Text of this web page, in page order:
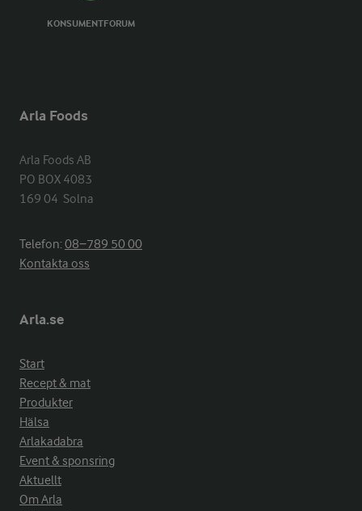
KONSUMENTFORUM
Arla Foods
Arla Foods AB
PO BOX 4083
169 04  Solna
Telefon:08−789 50 00
Kontakta oss
Arla.se
Start
Recept & mat
Produkter
Hälsa
Arlakadabra
Event & sponsring
Aktuellt
Om Arla